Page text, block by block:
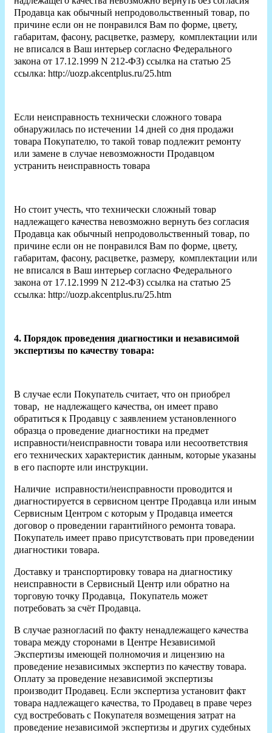
Продавца как обычный непродовольственный товар, по
причине если он не понравился Вам по форме, цвету,
габаритам, фасону, расцветке, размеру, комплектации или
не вписался в Ваш интерьер согласно Федерального
закона от 17.12.1999 N 212-ФЗ) ссылка на статью 25
ссылка: http://uozp.akcentplus.ru/25.htm
Если неисправность технически сложного товара
обнаружилась по истечении 14 дней со дня продажи
товара Покупателю, то такой товар подлежит ремонту
или замене в случае невозможности Продавцом
устранить неисправность товара
Но стоит учесть, что технически сложный товар
надлежащего качества невозможно вернуть без согласия
Продавца как обычный непродовольственный товар, по
причине если он не понравился Вам по форме, цвету,
габаритам, фасону, расцветке, размеру, комплектации или
не вписался в Ваш интерьер согласно Федерального
закона от 17.12.1999 N 212-ФЗ) ссылка на статью 25
ссылка: http://uozp.akcentplus.ru/25.htm
4. Порядок проведения диагностики и независимой
экспертизы по качеству товара:
В случае если Покупатель считает, что он приобрел
товар, не надлежащего качества, он имеет право
обратиться к Продавцу с заявлением установленного
образца о проведение диагностики на предмет
исправности/неисправности товара или несоответствия
его технических характеристик данным, которые указаны
в его паспорте или инструкции.
Наличие исправности/неисправности проводится и
диагностируется в сервисном центре Продавца или иным
Сервисным Центром с которым у Продавца имеется
договор о проведении гарантийного ремонта товара.
Покупатель имеет право присутствовать при проведении
диагностики товара.
Доставку и транспортировку товара на диагностику
неисправности в Сервисный Центр или обратно на
торговую точку Продавца, Покупатель может
потребовать за счёт Продавца.
В случае разногласий по факту ненадлежащего качества
товара между сторонами в Центре Независимой
Экспертизы имеющей полномочия и лицензию на
проведение независимых экспертиз по качеству товара.
Оплату за проведение независимой экспертизы
производит Продавец. Если экспертиза установит факт
товара надлежащего качества, то Продавец в праве через
суд востребовать с Покупателя возмещения затрат на
проведение независимой экспертизы и других судебных